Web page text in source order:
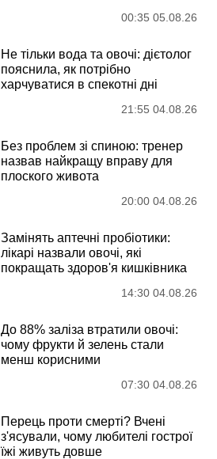
00:35 05.08.26
Не тільки вода та овочі: дієтолог
пояснила, як потрібно
харчуватися в спекотні дні
21:55 04.08.26
Без проблем зі спиною: тренер
назвав найкращу вправу для
плоского живота
20:00 04.08.26
Замінять аптечні пробіотики:
лікарі назвали овочі, які
покращать здоров'я кишківника
14:30 04.08.26
До 88% заліза втратили овочі:
чому фрукти й зелень стали
менш корисними
07:30 04.08.26
Перець проти смерті? Вчені
з'ясували, чому любителі гострої
їжі живуть довше